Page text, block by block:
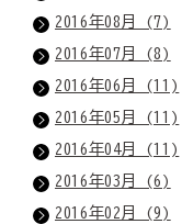
2016年08月 (7)
2016年07月 (8)
2016年06月 (11)
2016年05月 (11)
2016年04月 (11)
2016年03月 (6)
2016年02月 (9)